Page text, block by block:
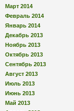
Март 2014
Февраль 2014
Январь 2014
Декабрь 2013
Ноябрь 2013
Октябрь 2013
Сентябрь 2013
Август 2013
Июль 2013
Июнь 2013
Май 2013